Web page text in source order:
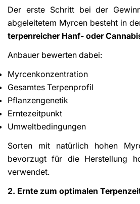
Der erste Schritt bei der
abgeleitetem Myrcen besteht in
terpenreicher Hanf- oder
Anbauer bewerten dabei:
Myrcenkonzentration
Gesamtes Terpenprofil
Pflanzengenetik
Erntezeitpunkt
Umweltbedingungen
Sorten mit natürlich hohen
bevorzugt für die Herstellung
verwendet.
2. Ernte zum optimalen